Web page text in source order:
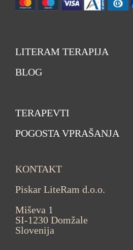
LITERAM TERAPIJA
BLOG
TERAPEVTI
POGOSTA VPRAŠANJA
KONTAKT
Piskar LiteRam d.o.o.
Miševa 1
SI-1230 Domžale
Slovenija